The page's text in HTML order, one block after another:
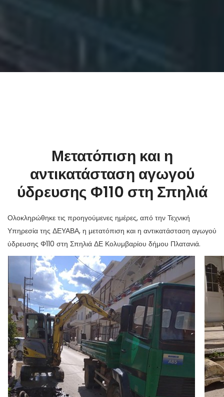
Μετατόπιση και η
αντικατάσταση αγωγού
ύδρευσης Φ110 στη Σπηλιά
Ολοκληρώθηκε τις προηγούμενες ημέρες, από την Τεχνική
Υπηρεσία της ΔΕΥΑΒΑ, η μετατόπιση και η αντικατάσταση αγωγού
ύδρευσης Φ110 στη Σπηλιά ΔΕ Κολυμβαρίου δήμου Πλατανιά.